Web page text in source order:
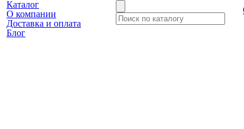
Каталог
О компании
Доставка и оплата
Блог